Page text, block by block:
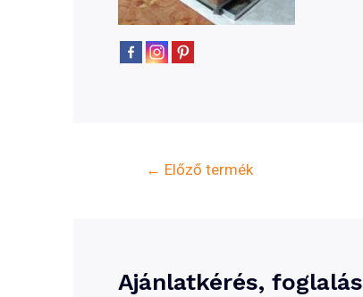
Bejegyzés
← Előző termék
Ajánlatkérés, foglalás